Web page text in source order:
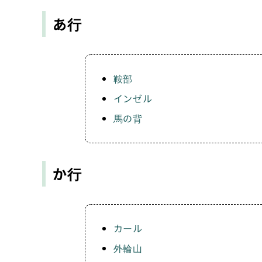
あ行
鞍部
インゼル
馬の背
か行
カール
外輪山